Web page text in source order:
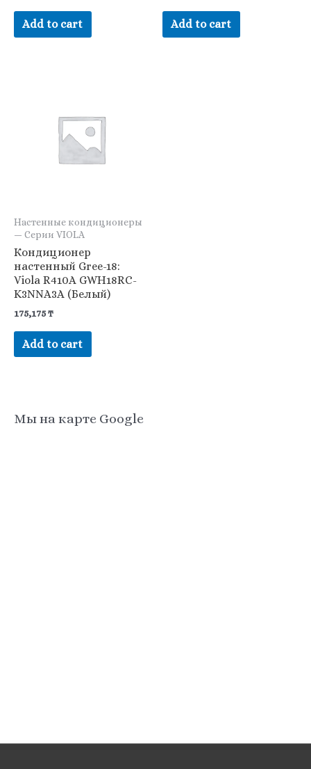
Add to cart Add to cart
Настенные кондиционеры
— Серии VIOLA
Кондиционер
настенный Gree-18:
Viola R410A GWH18RC-
K3NNA3A (Белый)
175,175₸
Add to cart
Мы на карте Google